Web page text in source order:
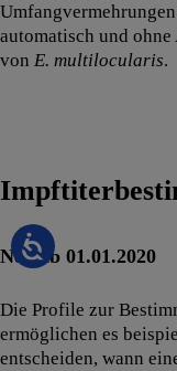
automatisch und
von E. multilocularis.
Neu ab 01.01.2020
Die Profile zur
ermöglichen es
entscheiden, wann